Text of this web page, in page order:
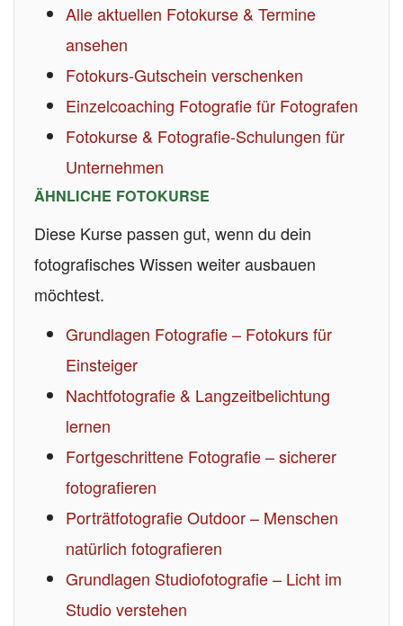
Alle aktuellen Fotokurse & Termine
ansehen
Fotokurs-Gutschein verschenken
Einzelcoaching Fotografie für Fotografen
Fotokurse & Fotografie-Schulungen für
Unternehmen
ÄHNLICHE FOTOKURSE
Diese Kurse passen gut, wenn du dein
fotografisches Wissen weiter ausbauen
möchtest.
Grundlagen Fotografie – Fotokurs für
Einsteiger
Nachtfotografie & Langzeitbelichtung
lernen
Fortgeschrittene Fotografie – sicherer
fotografieren
Porträtfotografie Outdoor – Menschen
natürlich fotografieren
Grundlagen Studiofotografie – Licht im
Studio verstehen